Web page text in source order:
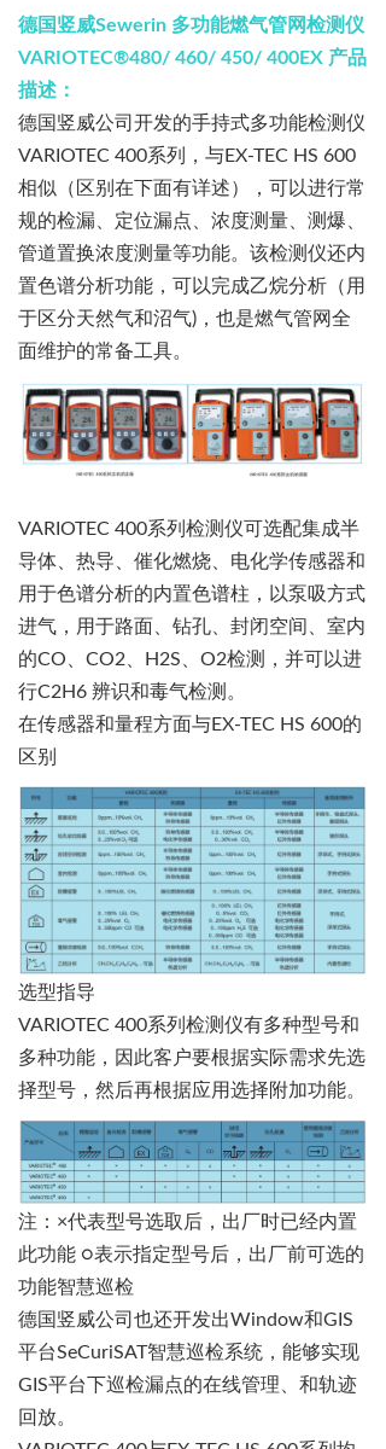
德国竖威Sewerin 多功能燃气管网检测仪
VARIOTEC®480/ 460/ 450/ 400EX 产品
描述：
德国竖威公司开发的手持式多功能检测仪
VARIOTEC 400系列，与EX-TEC HS 600
相似（区别在下面有详述），可以进行常
规的检漏、定位漏点、浓度测量、测爆、
管道置换浓度测量等功能。该检测仪还内
置色谱分析功能，可以完成乙烷分析（用
于区分天然气和沼气) ，也是燃气管网全
面维护的常备工具。
VARIOTEC 400系列检测仪可选配集成半
导体、热导、催化燃烧、电化学传感器和
用于色谱分析的内置色谱柱，以泵吸方式
进气，用于路面、钻孔、封闭空间、室内
的CO、 CO2、 H2S、 O2检测，并可以进
行C2H6 辨识和毒气检测。
在传感器和量程方面与EX-TEC HS 600的
区别
选型指导
VARIOTEC 400系列检测仪有多种型号和
多种功能，因此客户要根据实际需求先选
择型号，然后再根据应用选择附加功能。
注： ×代表型号选取后，出厂时已经内置
此功能 ○表示指定型号后，出厂前可选的
功能智慧巡检
德国竖威公司也还开发出Window和GIS
平台SeCuriSAT智慧巡检系统，能够实现
GIS平台下巡检漏点的在线管理、和轨迹
回放。